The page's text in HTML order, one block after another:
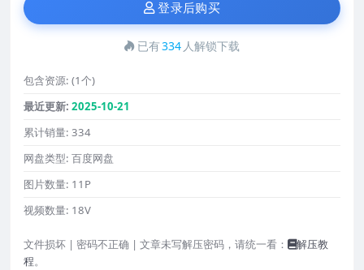
登录后购买
已有334 人解锁下载
包含资源: (1个)
最近更新: 2025-10-21
累计销量: 334
网盘类型: 百度网盘
图片数量: 11P
视频数量: 18V
文件损坏 | 密码不正确 | 文章未写解压密码，请统一看：
解压教
程。